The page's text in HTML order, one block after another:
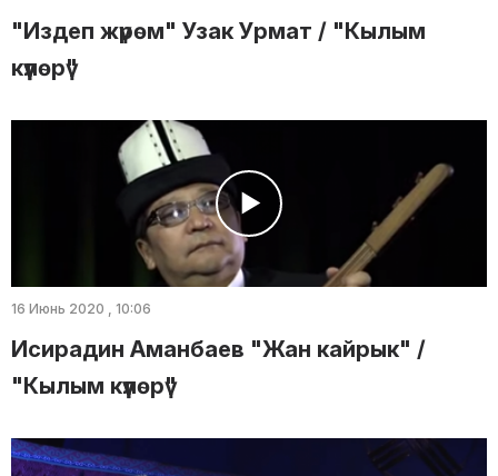
"Издеп жүрөм" Узак Урмат / "Кылым
күүлөрү"
16 Июнь 2020 , 10:06
Исирадин Аманбаев "Жан кайрык" /
"Кылым күүлөрү"